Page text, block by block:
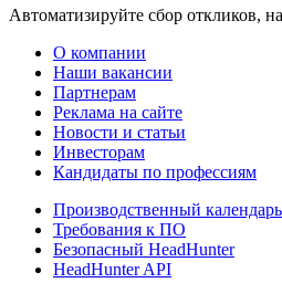
Автоматизируйте сбор откликов,
О компании
Наши вакансии
Партнерам
Реклама на сайте
Новости и статьи
Инвесторам
Кандидаты по профессиям
Производственный календарь
Требования к ПО
Безопасный HeadHunter
HeadHunter API